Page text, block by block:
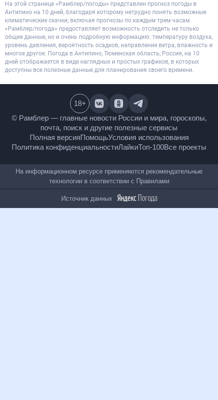
На этой странице «Рамблер/погоды» представлен прогноз погоды в
Антипино на 10 дней, благодаря которому нетрудно понять возможные
климатические скачки, включая прогнозы по каждым трем часам.
«Рамблер/погода» предоставляет возможность отследить не только
общие данные, но и очень подробную информацию: температуру воздуха,
уровень давления, вероятность осадков, направление ветра, влажность и
многое другое. Погода в Антипино, Тюменская область, Россия, на 10
дней отображается в виде наглядных и простых графиков, в которых
доступны все полезные данные для планирования своего времени.
© Рамблер — главные новости России и мира,
гороскопы, почта, поиск и другие полезные сервисы
Полная версияПомощьУсловия использования
Политика конфиденциальностиЛайкиТоп-100
18+
На информационном ресурсе применяются
рекомендательные технологии в соответствии сПравилами
Источник данных